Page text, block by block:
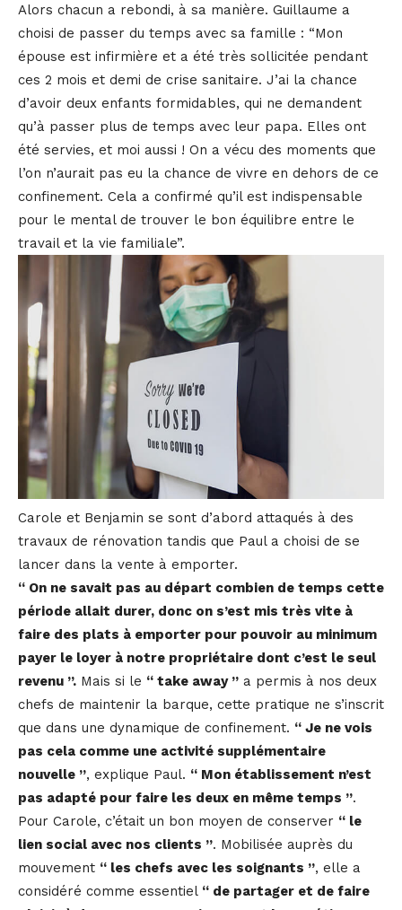
Alors chacun a rebondi, à sa manière. Guillaume a
choisi de passer du temps avec sa famille : “Mon
épouse est infirmière et a été très sollicitée pendant
ces 2 mois et demi de crise sanitaire. J’ai la chance
d’avoir deux enfants formidables, qui ne demandent
qu’à passer plus de temps avec leur papa. Elles ont
été servies, et moi aussi ! On a vécu des moments que
l’on n’aurait pas eu la chance de vivre en dehors de ce
confinement. Cela a confirmé qu’il est indispensable
pour le mental de trouver le bon équilibre entre le
travail et la vie familiale”.
Carole et Benjamin se sont d’abord attaqués à des
travaux de rénovation tandis que Paul a choisi de se
lancer dans la vente à emporter.
“ On ne savait pas au départ combien de temps cette
période allait durer, donc on s’est mis très vite à
faire des plats à emporter pour pouvoir au minimum
payer le loyer à notre propriétaire dont c’est le seul
revenu ”. Mais si le “ take away ” a permis à nos deux
chefs de maintenir la barque, cette pratique ne s’inscrit
que dans une dynamique de confinement. “ Je ne vois
pas cela comme une activité supplémentaire
nouvelle ”, explique Paul. “ Mon établissement n’est
pas adapté pour faire les deux en même temps ”.
Pour Carole, c’était un bon moyen de conserver “ le
lien social avec nos clients ”. Mobilisée auprès du
mouvement “ les chefs avec les soignants ”, elle a
considéré comme essentiel “ de partager et de faire